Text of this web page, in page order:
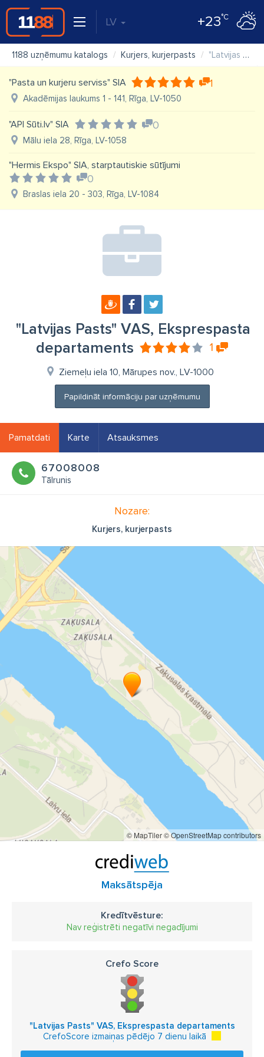
LV +23°C
1188 uzņēmumu katalogs Kurjers, kurjerpasts "Latvijas Pasts" VAS, Eksprespasta departaments
"Pasta un kurjeru serviss" SIA 1
Akadēmijas laukums 1 - 141, Rīga, LV-1050
"API Sūti.lv" SIA 0
Mālu iela 28, Rīga, LV-1058
"Hermis Ekspo" SIA, starptautiskie sūtījumi
0
Braslas iela 20 - 303, Rīga, LV-1084
"Latvijas Pasts" VAS, Eksprespasta
departaments
1
Ziemeļu iela 10, Mārupes nov., LV-1000
Papildināt informāciju par uzņēmumu
Pamatdati Karte Atsauksmes
67008008
Tālrunis
Nozare:
Kurjers, kurjerpasts
© MapTiler© OpenStreetMap contributors
Maksātspēja
Kredītvēsture:
Nav reģistrēti negatīvi negadījumi
Crefo Score
"Latvijas Pasts" VAS, Eksprespasta departaments
CrefoScore izmaiņas pēdējo 7 dienu laikā